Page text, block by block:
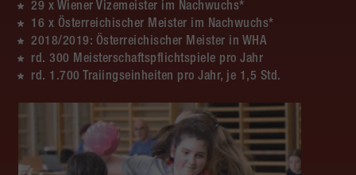
29 x Wiener Vizemeister im Nachwuchs*
16 x Österreichischer Meister im Nachwuchs*
2018/2019: Österreichischer Meister in WHA
rd. 300 Meisterschaftspflichtspiele pro Jahr
rd. 1.700 Traiingseinheiten pro Jahr, je 1,5 Std.